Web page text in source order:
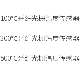
100℃光纤光栅温度传感器
300℃光纤光栅温度传感器
500℃光纤光栅温度传感器